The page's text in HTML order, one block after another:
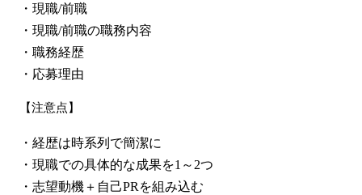
・現職/前職
・現職/前職の職務内容
・職務経歴
・応募理由
【注意点】
・経歴は時系列で簡潔に
・現職での具体的な成果を1～2つ
・志望動機＋自己PRを組み込む